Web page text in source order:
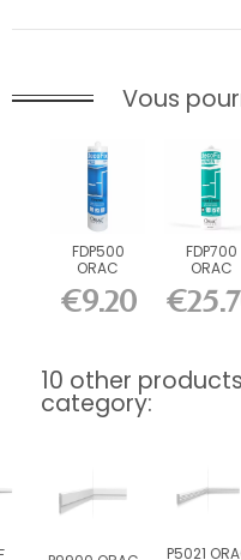
Vous
FDP500
ORAC
DecoFix Pro
310 ml
€9.20
FDP700
ORAC
DecoFix
Power
ml
10 other
category:
P5021